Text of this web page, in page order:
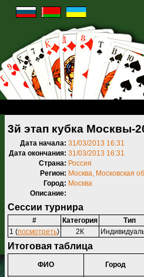
3й этап кубка Москвы-
Дата начала: 31/03/2013 16:31
Дата окончания: 31/03/2013 16:31
Страна: Россия
Регион: Москва, Московская
Город: Москва
Описание:
Сессии турнира
# Категория
Тип
1 (посмотреть) 2К
Итоговая таблица
ФИО Город